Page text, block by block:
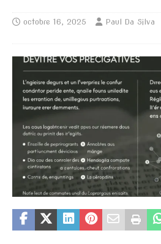
octobre 16, 2025 Paul Da Silva